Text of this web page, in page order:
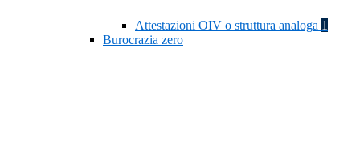
Attestazioni OIV o struttura analoga 1
Burocrazia zero